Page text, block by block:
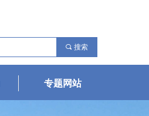
끠 搜索
专题网站